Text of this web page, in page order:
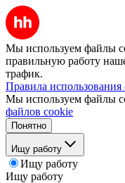
Мы используем файлы
правильную работу
трафик.
Правила
Мы используем файлы
файлов cookie
Понятно
Ищу работу
Ищу работу
Ищу работу